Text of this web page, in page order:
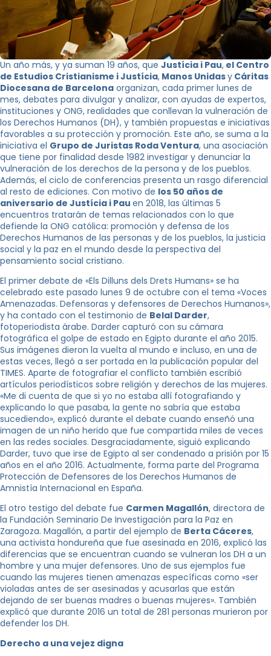
Un año más, y ya suman 19 años, que Justícia i Pau, el Centro
de Estudios Cristianisme i Justícia, Manos Unidasy Cáritas
Diocesana de Barcelona organizan, cada primer lunes de
mes, debates para divulgar y analizar, con ayudas de expertos,
instituciones y ONG, realidades que conllevan la vulneración de
los Derechos Humanos (DH), y también propuestas e iniciativas
favorables a su protección y promoción. Este año, se suma a la
iniciativa el Grupo de Juristas Roda Ventura, una asociación
que tiene por finalidad desde 1982 investigar y denunciar la
vulneración de los derechos de la persona y de los pueblos.
Además, el ciclo de conferencias presenta un rasgo diferencial
al resto de ediciones. Con motivo de los 50 años de
aniversario de Justícia i Pau en 2018, las últimas 5
encuentros tratarán de temas relacionados con lo que
defiende la ONG católica: promoción y defensa de los
Derechos Humanos de las personas y de los pueblos, la justicia
social y la paz en el mundo desde la perspectiva del
pensamiento social cristiano.
El primer debate de «Els Dilluns dels Drets Humans» se ha
celebrado este pasado lunes 9 de octubre con el tema «Voces
Amenazadas. Defensoras y defensores de Derechos Humanos»,
y ha contado con el testimonio de Belal Darder,
fotoperiodista árabe. Darder capturó con su cámara
fotográfica el golpe de estado en Egipto durante el año 2015.
Sus imágenes dieron la vuelta al mundo e incluso, en una de
estas veces, llegó a ser portada en la publicación popular del
TIMES. Aparte de fotografiar el conflicto también escribió
artículos periodísticos sobre religión y derechos de las mujeres.
«Me di cuenta de que si yo no estaba allí fotografiando y
explicando lo que pasaba, la gente no sabría que estaba
sucediendo», explicó durante el debate cuando enseñó una
imagen de un niño herido que fue compartida miles de veces
en las redes sociales. Desgraciadamente, siguió explicando
Darder, tuvo que irse de Egipto al ser condenado a prisión por 15
años en el año 2016. Actualmente, forma parte del Programa
Protección de Defensores de los Derechos Humanos de
Amnistía Internacional en España.
El otro testigo del debate fue Carmen Magallón, directora de
la Fundación Seminario De Investigación para la Paz en
Zaragoza. Magallón, a partir del ejemplo de Berta Cáceres,
una activista hondureña que fue asesinada en 2016, explicó las
diferencias que se encuentran cuando se vulneran los DH a un
hombre y una mujer defensores. Uno de sus ejemplos fue
cuando las mujeres tienen amenazas específicas como «ser
violadas antes de ser asesinadas y acusarlas que están
dejando de ser buenas madres o buenas mujeres». También
explicó que durante 2016 un total de 281 personas murieron por
defender los DH.
Derecho a una vejez digna